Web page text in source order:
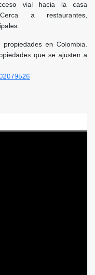
vial hacia la casa
a restaurantes,
en Colombia.
que se ajusten a